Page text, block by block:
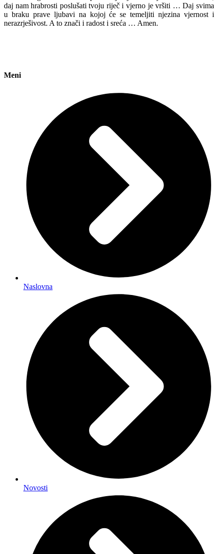
daj nam hrabrosti poslušati tvoju riječ i vjerno je vršiti … Daj svima
u braku prave ljubavi na kojoj će se temeljiti njezina vjernost i
nerazrješivost. A to znači i radost i sreća … Amen.
Meni
Naslovna
Novosti